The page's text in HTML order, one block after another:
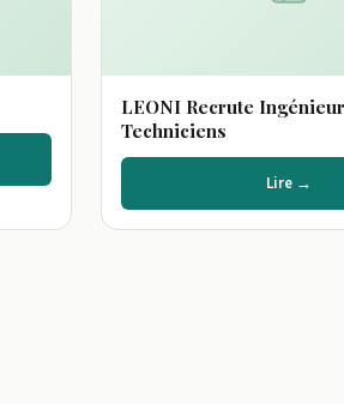
LEONI Recrute
Techniciens
Lire →